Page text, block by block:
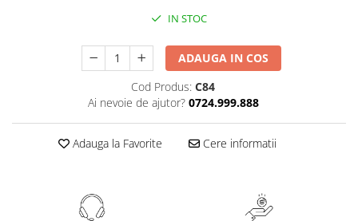
IN STOC
ADAUGA IN COS
Cod Produs: C84
Ai nevoie de ajutor? 0724.999.888
Adauga la Favorite Cere informatii